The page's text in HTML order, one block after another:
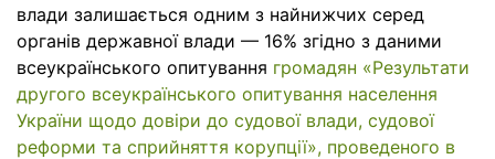
влади залишається одним з найнижчих серед
органів державної влади — 16% згідно з даними
всеукраїнського опитування громадян «Результати
другого всеукраїнського опитування населення
України щодо довіри до судової влади, судової
реформи та сприйняття корупції», проведеного в